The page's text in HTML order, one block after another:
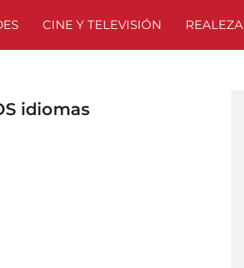
CINE Y TELEVISIÓN REALEZA
idiomas